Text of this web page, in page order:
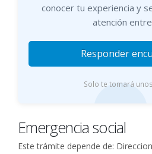
conocer tu experiencia y
atención
Responder
Solo te tomará
Emergencia social
Este trámite depende de: